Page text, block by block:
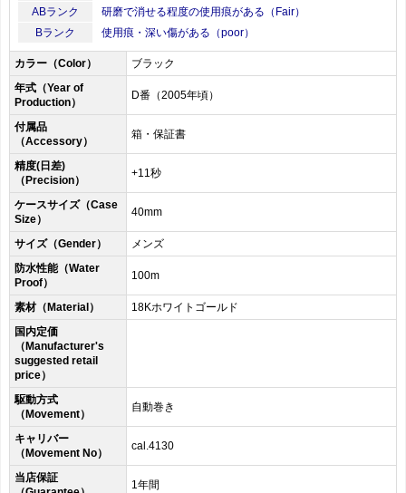
ABランク
研磨で消せる程度の使用痕がある（Fair）
Bランク
使用痕・深い傷がある（poor）
カラー（Color）
ブラック
年式（Year of
Production）
D番（2005年頃）
付属品
（Accessory）
箱・保証書
精度(日差)
（Precision）
+11秒
ケースサイズ（Case
Size）
40mm
サイズ（Gender）
メンズ
防水性能（Water
Proof）
100m
素材（Material）
18Kホワイトゴールド
国内定価
（Manufacturer's
suggested retail
price）
駆動方式
（Movement）
自動巻き
キャリバー
（Movement No）
cal.4130
当店保証
1年間